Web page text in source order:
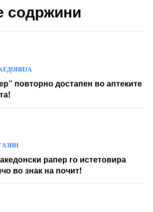
содржини
повторно достапен во аптеките
рапер го истетовира
во знак на почит!